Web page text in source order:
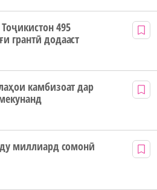
495
грантӣ додааст
камбизоат дар
миллиард сомонӣ